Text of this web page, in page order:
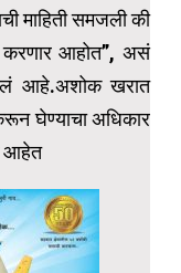
माहिती समजली की
करणार आहोत”, असं
आहे.अशोक खरात
घेण्याचा अधिकार
आहेत